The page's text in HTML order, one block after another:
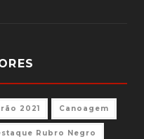
2021 Canoagem
Rubro Negro